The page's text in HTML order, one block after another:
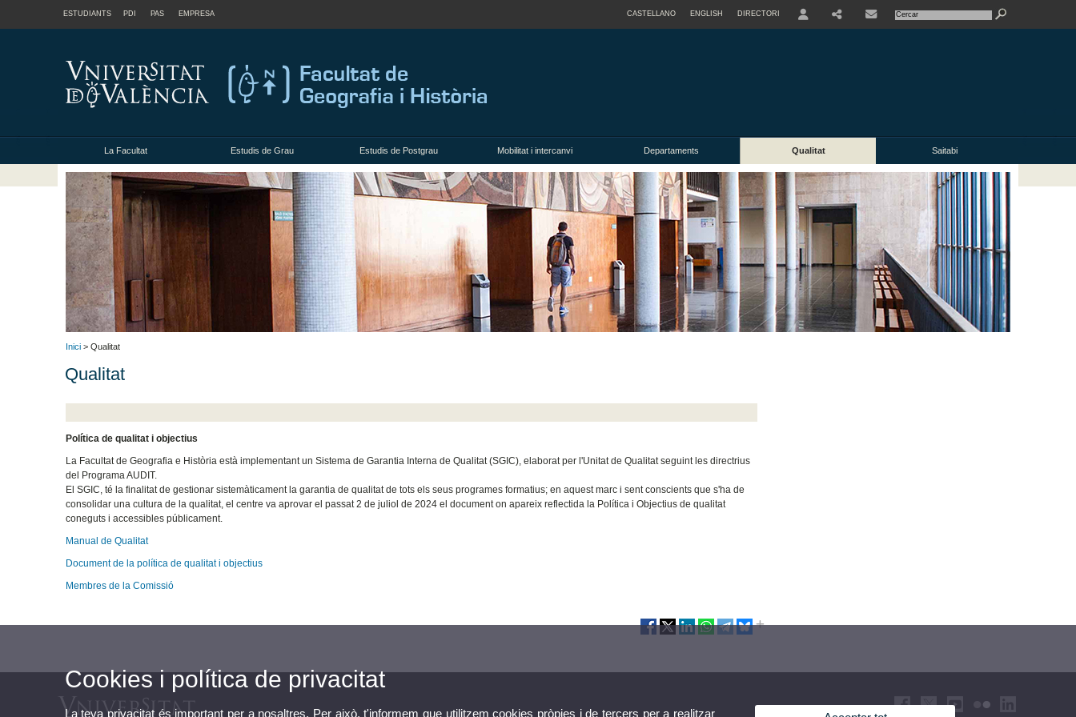
ESTUDIANTS PDI PAS EMPRESA CASTELLANO ENGLISH DIRECTORI
La Facultat Estudis de Grau Estudis de Postgrau Mobilitat i intercanvi Departaments Qualitat Saitabi
Inici > Qualitat
Qualitat
Política de qualitat i objectius
La Facultat de Geografia e Història està implementant un Sistema de Garantia Interna de Qualitat (SGIC), elaborat per l'Unitat de Qualitat seguint les directrius
del Programa AUDIT.
El SGIC, té la finalitat de gestionar sistemàticament la garantia de qualitat de tots els seus programes formatius; en aquest marc i sent conscients que s'ha de
consolidar una cultura de la qualitat, el centre va aprovar el passat 2 de juliol de 2024 el document on apareix reflectida la Política i Objectius de qualitat
coneguts i accessibles públicament.
Manual de Qualitat
Document de la política de qualitat i objectius
Membres de la Comissió
Cookies i política de privacitat
La teva privacitat és important per a nosaltres. Per això, t'informem que utilitzem cookies pròpies i de tercers per a realitzar